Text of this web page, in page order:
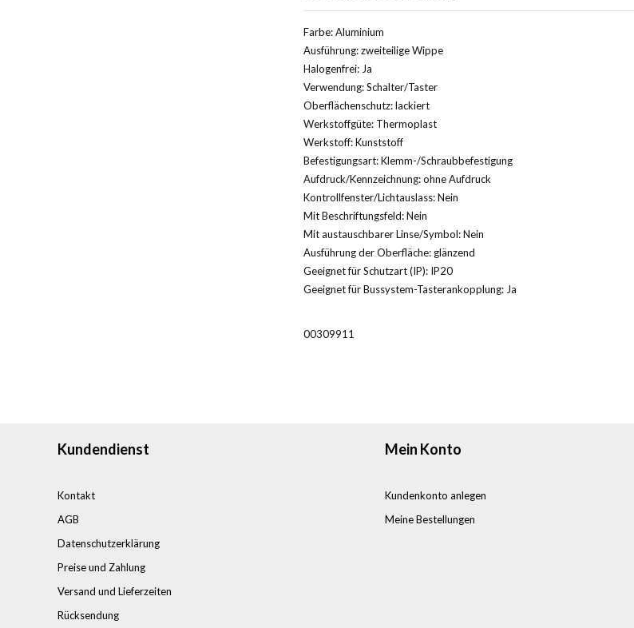
Farbe: Aluminium
Ausführung: zweiteilige Wippe
Halogenfrei: Ja
Verwendung: Schalter/Taster
Oberflächenschutz: lackiert
Werkstoffgüte: Thermoplast
Werkstoff: Kunststoff
Befestigungsart: Klemm-/Schraubbefestigung
Aufdruck/Kennzeichnung: ohne Aufdruck
Kontrollfenster/Lichtauslass: Nein
Mit Beschriftungsfeld: Nein
Mit austauschbarer Linse/Symbol: Nein
Ausführung der Oberfläche: glänzend
Geeignet für Schutzart (IP): IP20
Geeignet für Bussystem-Tasterankopplung: Ja
00309911
Kundendienst
Kontakt
AGB
Datenschutzerklärung
Preise und Zahlung
Versand und Lieferzeiten
Rücksendung
Mein Konto
Kundenkonto anlegen
Meine Bestellungen